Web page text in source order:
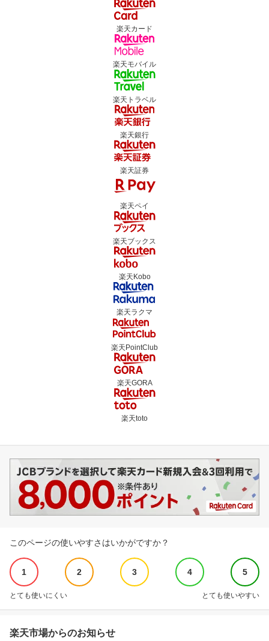
楽天カード
楽天モバイル
楽天トラベル
楽天銀行
楽天証券
楽天ペイ
楽天ブックス
楽天Kobo
楽天ラクマ
楽天PointClub
楽天GORA
楽天toto
このページの使いやすさはいかがですか？
1 2 3 4 5
とても使いにくい とても使いやすい
楽天市場からのお知らせ